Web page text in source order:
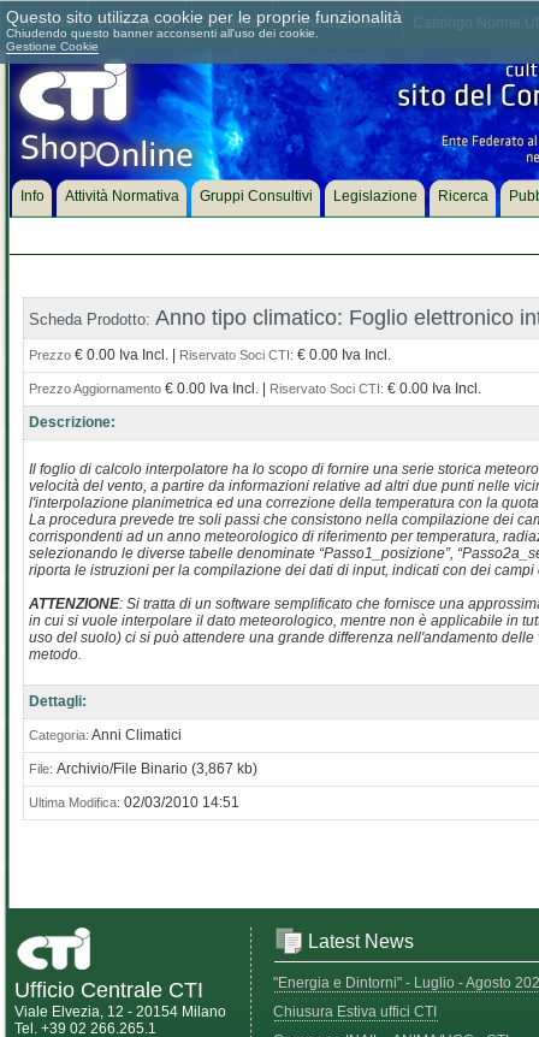
Chi siamo Dove siamo Contattaci Come associarsi
Info Attività Normativa Gruppi Consultivi Legislazione Ricerca
Scheda Prodotto: Anno tipo climatico: Foglio elettronico
Prezzo € 0.00 Iva Incl. | Riservato Soci CTI: € 0.00 Iva Incl.
Prezzo Aggiornamento € 0.00 Iva Incl. | Riservato Soci CTI: € 0.00 Iva Incl.
Descrizione:
Il foglio di calcolo interpolatore ha lo scopo di fornire una serie storica
velocità del vento, a partire da informazioni relative ad altri due punti nelle
l'interpolazione planimetrica ed una correzione della temperatura con la
La procedura prevede tre soli passi che consistono nella compilazione dei
corrispondenti ad un anno meteorologico di riferimento per temperatura,
selezionando le diverse tabelle denominate “Passo1_posizione”,
riporta le istruzioni per la compilazione dei dati di input, indicati con dei
ATTENZIONE: Si tratta di un software semplificato che fornisce una
in cui si vuole interpolare il dato meteorologico, mentre non è applicabile in
uso del suolo) ci si può attendere una grande differenza nell'andamento
metodo.
Dettagli:
Categoria: Anni Climatici
File: Archivio/File Binario (3,867 kb)
Ultima Modifica: 02/03/2010 14:51
Ufficio Centrale CTI
Viale Elvezia, 12 - 20154 Milano
Tel. +39 02 266.265.1
Latest News
"Energia e Dintorni" - Luglio - Agosto
Chiusura Estiva uffici CTI
Questo sito utilizza cookie per le proprie funzionalità
Chiudendo questo banner acconsenti all'uso dei cookie.
Gestione Cookie